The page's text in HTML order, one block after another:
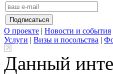
О проекте | Новости и события
Услуги | Визы и посольства |
Данный